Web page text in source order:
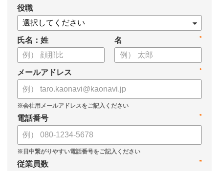
らの人事業務を効率化してみませんか？
【資料の内容】
・人事担当者に聞いた「生成AI活用に関する実態調査」
・生成AI利用における注意点やルール
・今日から使えるプロンプト集（人事評価、エンゲージメント業
務）
役職
氏名：姓 *
名
*
メールアドレス
*
電話番号
*
従業員数